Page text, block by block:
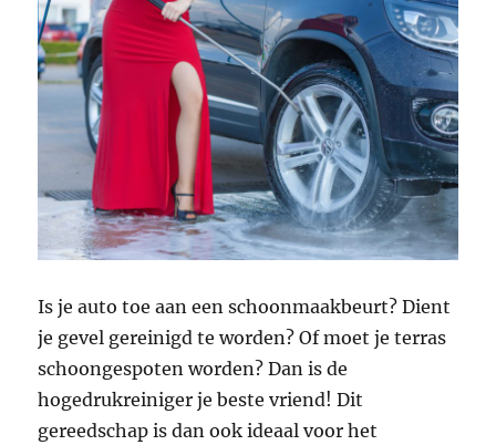
Is je auto toe aan een schoonmaakbeurt? Dient
je gevel gereinigd te worden? Of moet je terras
schoongespoten worden? Dan is de
hogedrukreiniger je beste vriend! Dit
gereedschap is dan ook ideaal voor het